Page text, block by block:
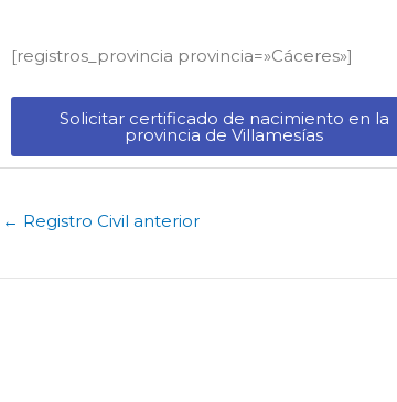
[registros_provincia provincia=»Cáceres​»]
Solicitar certificado de nacimiento en la
provincia de Villamesías​
← Registro Civil anterior